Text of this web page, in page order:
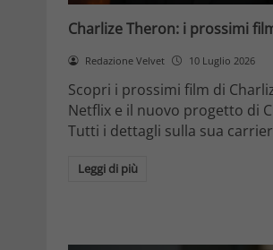
Charlize Theron: i prossimi
Redazione Velvet 10 Luglio 2026
Scopri i prossimi film di
Netflix e il nuovo progetto di
Tutti i dettagli sulla sua
Leggi di più